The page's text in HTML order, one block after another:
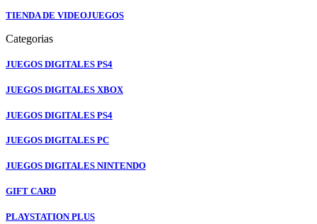
TIENDA DE VIDEOJUEGOS
Categorias
JUEGOS DIGITALES PS4
JUEGOS DIGITALES XBOX
JUEGOS DIGITALES PS4
JUEGOS DIGITALES PC
JUEGOS DIGITALES NINTENDO
GIFT CARD
PLAYSTATION PLUS